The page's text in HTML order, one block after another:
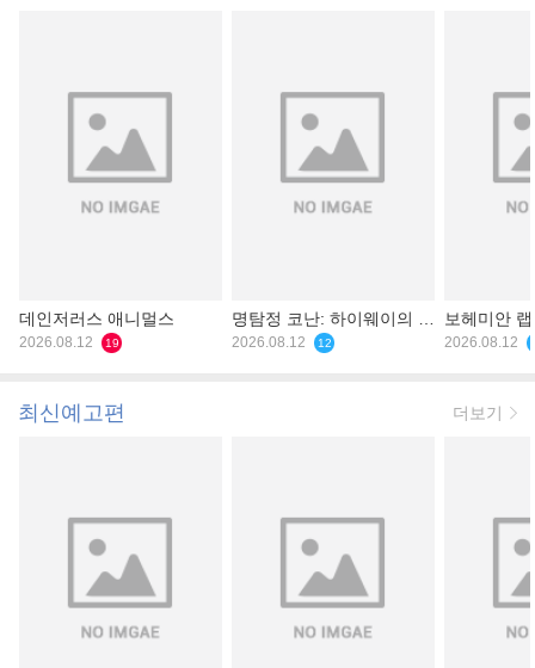
데인저러스 애니멀스
2026.08.12 19
명탐정 코난: 하이웨이의 타
천사
2026.08.12 12
보헤미안
2026.08.12
최신예고편 더보기